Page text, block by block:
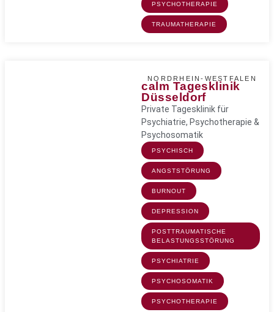
PSYCHOTHERAPIE
TRAUMATHERAPIE
NORDRHEIN-WESTFALEN
calm Tagesklinik
Düsseldorf
Private Tagesklinik für
Psychiatrie, Psychotherapie &
Psychosomatik
PSYCHISCH
ANGSTSTÖRUNG
BURNOUT
DEPRESSION
POSTTRAUMATISCHE
BELASTUNGSSTÖRUNG
PSYCHIATRIE
PSYCHOSOMATIK
PSYCHOTHERAPIE